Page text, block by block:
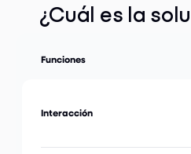
Funciones
Seguridad antifraude